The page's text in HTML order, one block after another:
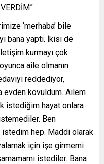
‘merhaba’ bile
bana yaptı. İkisi de
kurmayı çok
aile olmanın
reddediyor,
evden kovuldum. Ailem
istediğim hayat onlara
Ben
istedim hep. Maddi olarak
için işe girmemi
istediler. Bana